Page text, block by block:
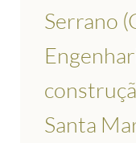
Serrano
Santa